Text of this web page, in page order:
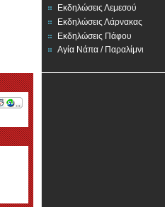
Εκδηλώσεις Λεμεσού
Εκδηλώσεις Λάρνακας
Εκδηλώσεις Πάφου
Αγία Νάπα / Παραλίμνι